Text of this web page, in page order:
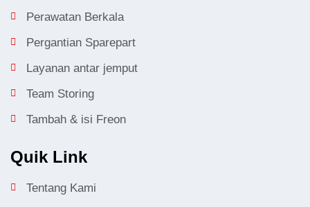
Perawatan Berkala
Pergantian Sparepart
Layanan antar jemput
Team Storing
Tambah & isi Freon
Quik Link
Tentang Kami